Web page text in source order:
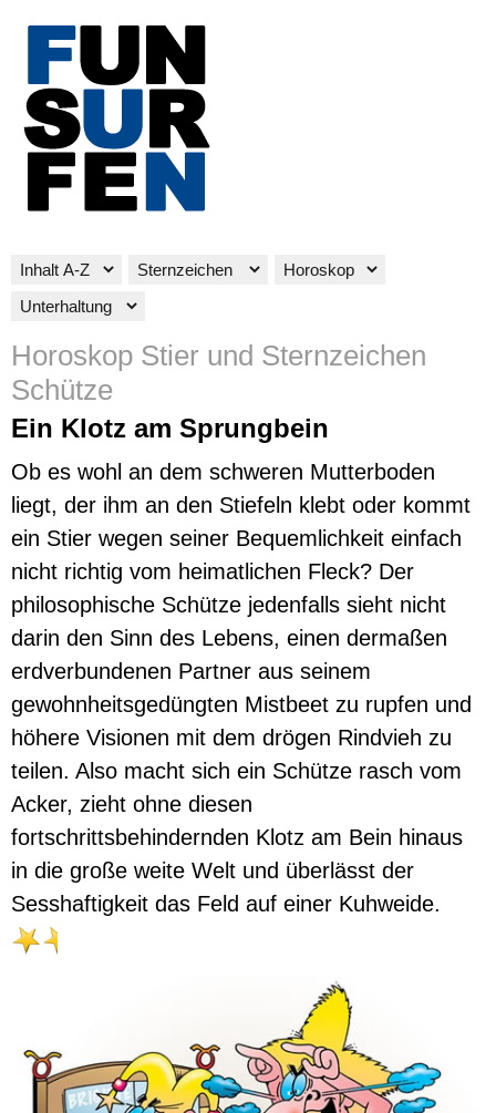
Horoskop Stier und Sternzeichen
Schütze
Ein Klotz am Sprungbein
Ob es wohl an dem schweren Mutterboden
liegt, der ihm an den Stiefeln klebt oder kommt
ein Stier wegen seiner Bequemlichkeit einfach
nicht richtig vom heimatlichen Fleck? Der
philosophische Schütze jedenfalls sieht nicht
darin den Sinn des Lebens, einen dermaßen
erdverbundenen Partner aus seinem
gewohnheitsgedüngten Mistbeet zu rupfen und
höhere Visionen mit dem drögen Rindvieh zu
teilen. Also macht sich ein Schütze rasch vom
Acker, zieht ohne diesen
fortschrittsbehindernden Klotz am Bein hinaus
in die große weite Welt und überlässt der
Sesshaftigkeit das Feld auf einer Kuhweide.